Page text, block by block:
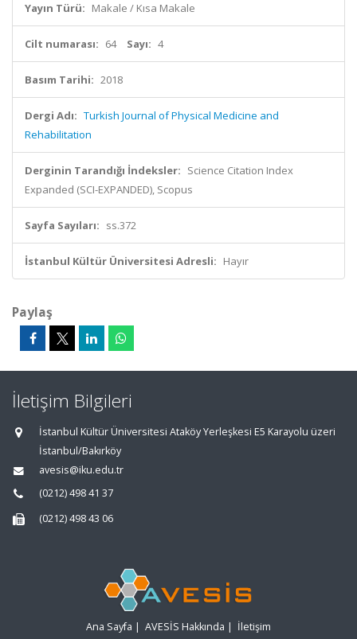
Yayın Türü: Makale / Kısa Makale
Cilt numarası: 64 Sayı: 4
Basım Tarihi: 2018
Dergi Adı: Turkish Journal of Physical Medicine and
Rehabilitation
Derginin Tarandığı İndeksler: Science Citation Index
Expanded (SCI-EXPANDED), Scopus
Sayfa Sayıları: ss.372
İstanbul Kültür Üniversitesi Adresli: Hayır
Paylaş
İletişim Bilgileri
İstanbul Kültür Üniversitesi Ataköy Yerleşkesi E5 Karayolu üzeri
İstanbul/Bakırköy
avesis@iku.edu.tr
(0212) 498 41 37
(0212) 498 43 06
Ana Sayfa | AVESİS Hakkında | İletişim